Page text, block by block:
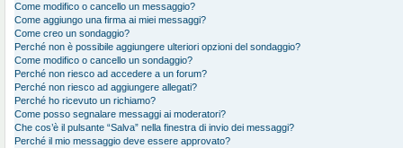
Come modifico o cancello un messaggio?
Come aggiungo una firma ai miei messaggi?
Come creo un sondaggio?
Perché non è possibile aggiungere ulteriori opzioni del sondaggio?
Come modifico o cancello un sondaggio?
Perché non riesco ad accedere a un forum?
Perché non riesco ad aggiungere allegati?
Perché ho ricevuto un richiamo?
Come posso segnalare messaggi ai moderatori?
Che cos’è il pulsante “Salva” nella finestra di invio dei messaggi?
Perché il mio messaggio deve essere approvato?